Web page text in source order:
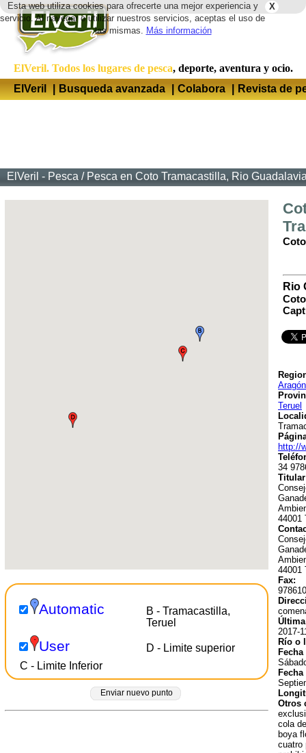
X
Esta web utiliza cookies para ofrecerte una mejor experiencia y
servicio. Al navegar o utilizar nuestros servicios, aceptas el uso de
las mismas. Más información
ElVeril. Todos los lugares de pesca, deporte, aventura y ocio.
ElVeril
| Busqueda avanzada | Colabora | Revista de
ElVeril - Pesca / Pesca en Coto Tramacastilla, Rio
Automatic
B - Tramacastilla,
Teruel
User
C - Limite Inferior
D - Limite superior
Enviar nuevo punto
Rio
Aragón
Teruel
http://
34
44001
44001
Fax:
2017-
Río o
Fecha
Otros
cola
boya
cuatro